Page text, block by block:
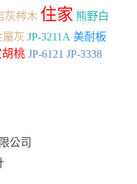
灰梣木 住家 熊野白
屬灰 JP-3211A 美耐板
桃 JP-6121 JP-3338
公司